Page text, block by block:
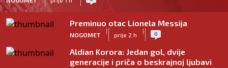
Preminuo otac Lionela Messija
NOGOMET
|
prije 2 h
| 0
Aldian Korora: Jedan gol, dvije
generacije i priča o beskrajnoj ljubavi